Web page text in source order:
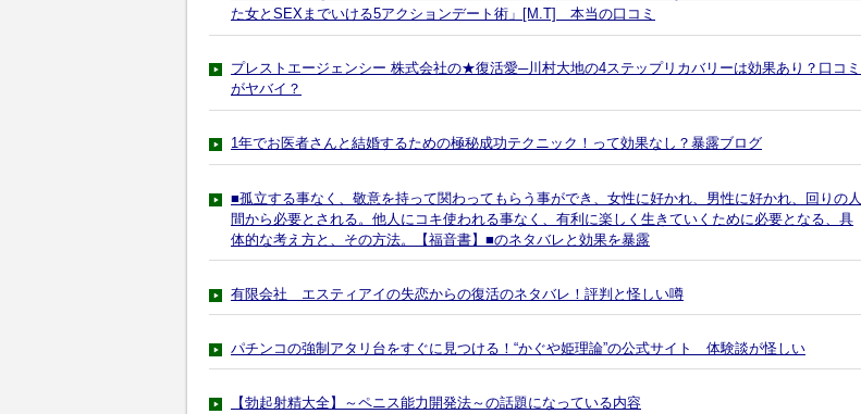
た女とSEXまでいける5アクションデート術」[M.T] 本当の口コミ
プレストエージェンシー 株式会社の★復活愛─川村大地の4ステップリカバリーは効果あり？口コミ
がヤバイ？
1年でお医者さんと結婚するための極秘成功テクニック！って効果なし？暴露ブログ
■孤立する事なく、敬意を持って関わってもらう事ができ、女性に好かれ、男性に好かれ、回りの人
間から必要とされる。他人にコキ使われる事なく、有利に楽しく生きていくために必要となる、具
体的な考え方と、その方法。【福音書】■のネタバレと効果を暴露
有限会社 エスティアイの失恋からの復活のネタバレ！評判と怪しい噂
パチンコの強制アタリ台をすぐに見つける！“かぐや姫理論”の公式サイト 体験談が怪しい
【勃起射精大全】～ペニス能力開発法～の話題になっている内容